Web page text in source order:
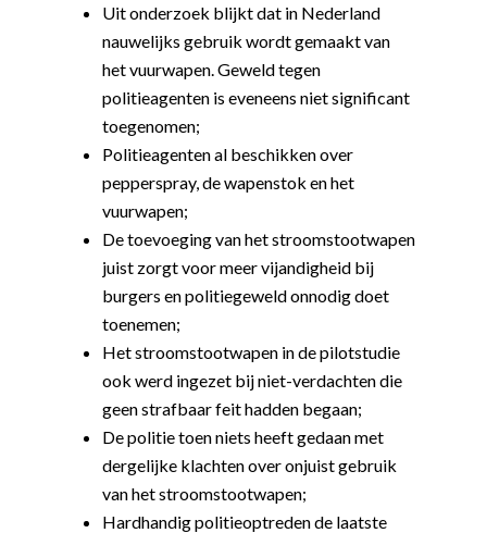
Uit onderzoek blijkt dat in Nederland
nauwelijks gebruik wordt gemaakt van
het vuurwapen. Geweld tegen
politieagenten is eveneens niet significant
toegenomen;
Politieagenten al beschikken over
pepperspray, de wapenstok en het
vuurwapen;
De toevoeging van het stroomstootwapen
juist zorgt voor meer vijandigheid bij
burgers en politiegeweld onnodig doet
toenemen;
Het stroomstootwapen in de pilotstudie
ook werd ingezet bij niet-verdachten die
geen strafbaar feit hadden begaan;
De politie toen niets heeft gedaan met
dergelijke klachten over onjuist gebruik
van het stroomstootwapen;
Hardhandig politieoptreden de laatste